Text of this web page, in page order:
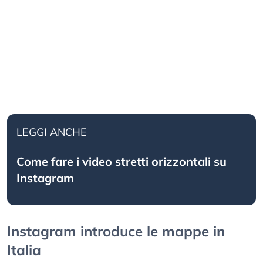
LEGGI ANCHE
Come fare i video stretti orizzontali su
Instagram
Instagram introduce le mappe in
Italia